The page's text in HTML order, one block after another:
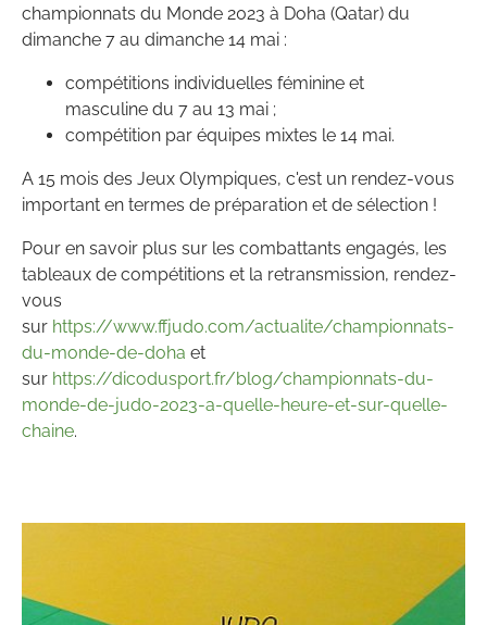
championnats du Monde 2023 à Doha (Qatar) du
dimanche 7 au dimanche 14 mai :
compétitions individuelles féminine et
masculine du 7 au 13 mai ;
compétition par équipes mixtes le 14 mai.
A 15 mois des Jeux Olympiques, c'est un rendez-vous
important en termes de préparation et de sélection !
Pour en savoir plus sur les combattants engagés, les
tableaux de compétitions et la retransmission, rendez-
vous
sur https://www.ffjudo.com/actualite/championnats-
du-monde-de-doha et
sur https://dicodusport.fr/blog/championnats-du-
monde-de-judo-2023-a-quelle-heure-et-sur-quelle-
chaine.